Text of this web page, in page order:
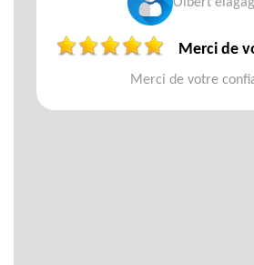
Merci de
Merci de votre